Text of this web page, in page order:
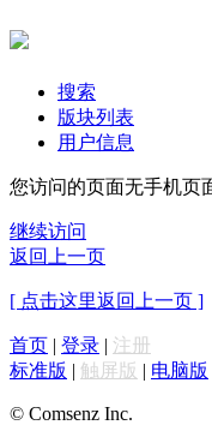
搜索
版块列表
用户信息
您访问的页面无手机页
继续访问
返回上一页
[ 点击这里返回上一页 ]
首页 | 登录 | 注册
标准版 | 触屏版 | 电脑版
© Comsenz Inc.